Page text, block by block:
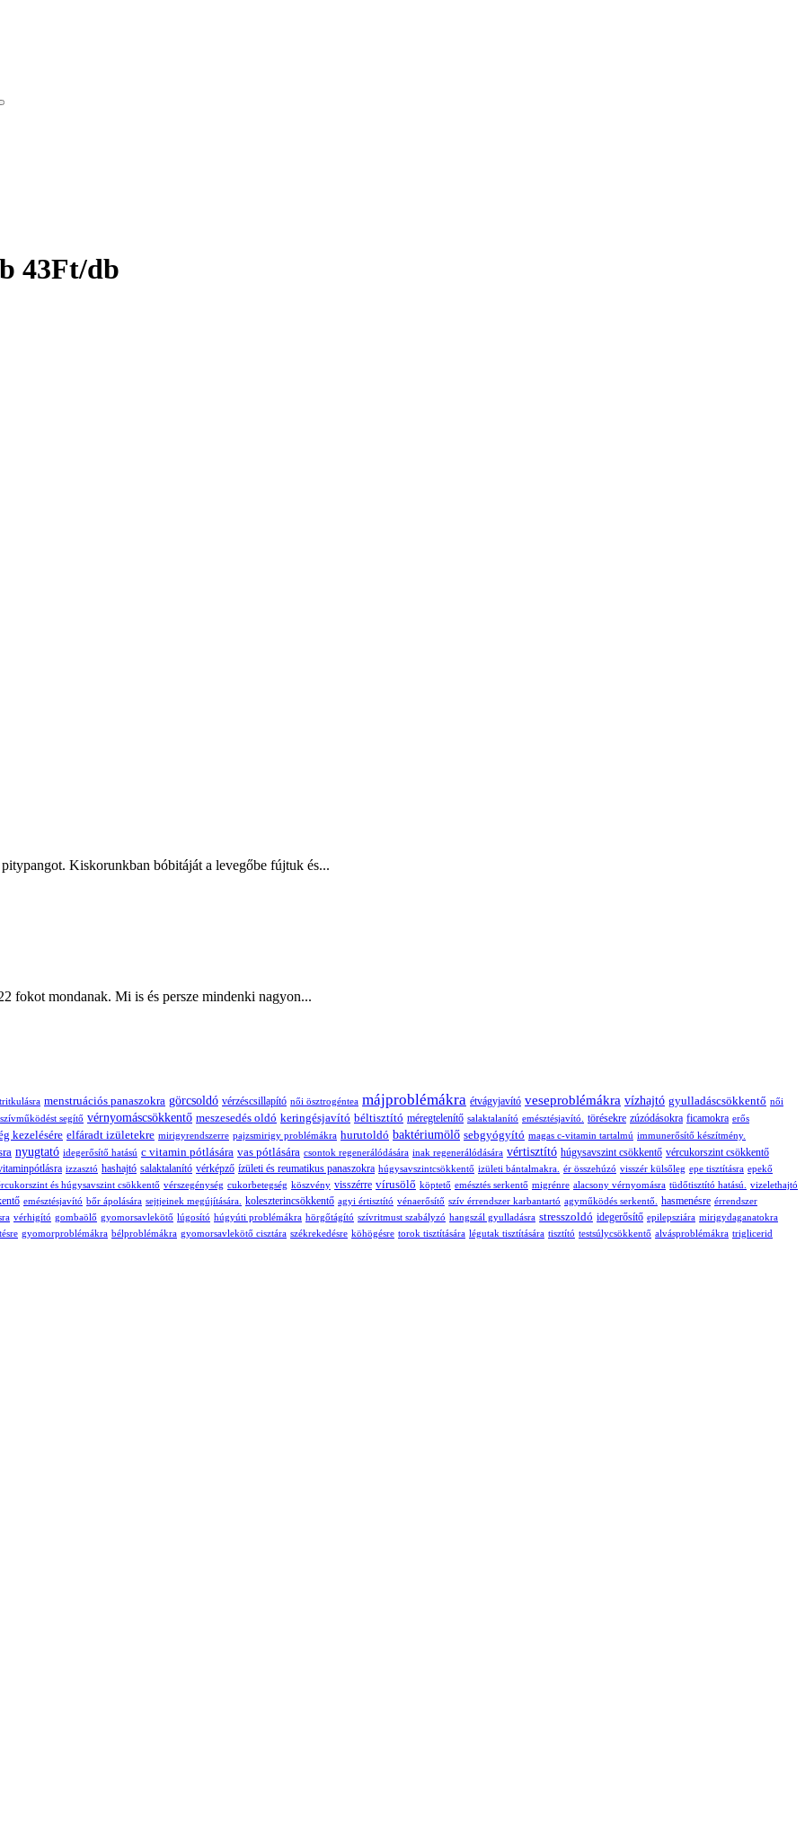
43Ft/db
Kiskorunkban bóbitáját a levegőbe fújtuk és...
fokot mondanak. Mi is és persze mindenki nagyon...
menstruációs panaszokra görcsoldó vérzéscsillapító női ösztrogéntea májproblémákra étvágyjavító veseproblémákra vízhajtó gyulladáscsökkentő női
szívműködést segítő vérnyomáscsökkentő meszesedés oldó keringésjavító béltisztító méregtelenítő salaktalanító emésztésjavító. törésekre zúzódásokra ficamokra erős
kezelésére elfáradt izületekre mirigyrendszerre pajzsmirigy problémákra hurutoldó baktériumölő sebgyógyító magas c-vitamin tartalmú immunerősítő készítmény.
nyugtató idegerősítő hatású c vitamin pótlására vas pótlására csontok regenerálódására inak regenerálódására vértisztító húgysavszint csökkentő vércukorszint csökkentő
izzasztó hashajtó salaktalanító vérképző ízületi és reumatikus panaszokra húgysavszintcsökkentő izületi bántalmakra. ér összehúzó visszér külsőleg epe tisztításra epekő
és húgysavszint csökkentő vérszegénység cukorbetegség köszvény visszérre vírusölő köptető emésztés serkentő migrénre alacsony vérnyomásra tüdőtisztító hatású. vizelethajtó
emésztésjavító bőr ápolására sejtjeinek megújítására. koleszterincsökkentő agyi értisztító vénaerősítő szív érrendszer karbantartó agyműködés serkentő. hasmenésre érrendszer
vérhigító gombaölő gyomorsavlekötő lúgosító húgyúti problémákra hörgőtágító szívritmust szabályzó hangszál gyulladásra stresszoldó idegerősítő epilepsziára mirigydaganatokra
gyomorproblémákra bélproblémákra gyomorsavlekötő cisztára székrekedésre köhögésre torok tisztítására légutak tisztítására tisztító testsúlycsökkentő alvásproblémákra triglicerid